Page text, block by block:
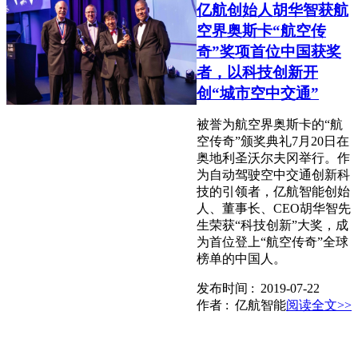
​亿航创始人胡华智获航
空界奥斯卡“航空传
奇”奖项首位中国获奖
者，以科技创新开
创“城市空中交通”
被誉为航空界奥斯卡的“航
空传奇”颁奖典礼7月20日在
奥地利圣沃尔夫冈举行。作
为自动驾驶空中交通创新科
技的引领者，亿航智能创始
人、董事长、CEO胡华智先
生荣获“科技创新”大奖，成
为首位登上“航空传奇”全球
榜单的中国人。
发布时间 : 2019-07-22
作者 : 亿航智能阅读全文>>